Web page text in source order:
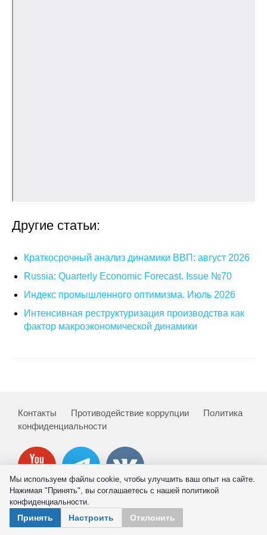
экономика России»
Образование и карьера
Кафедра МАДИ
Обучение
Нормативные документы
Диссертационный совет
О совете
Другие статьи:
Краткосрочный анализ динамики ВВП: август 2026
Russia: Quarterly Economic Forecast. Issue №70
Индекс промышленного оптимизма. Июль 2026
Интенсивная реструктуризация производства как
фактор макроэкономической динамики
Контакты Противодействие коррупции
Политика
конфиденциальности
© 2026 ИНП РАН
Мы используем файлы cookie, чтобы улучшить ваш опыт на сайте.
Нажимая "Принять", вы соглашаетесь с нашей политикой
конфиденциальности.
Принять Настроить Отклонить